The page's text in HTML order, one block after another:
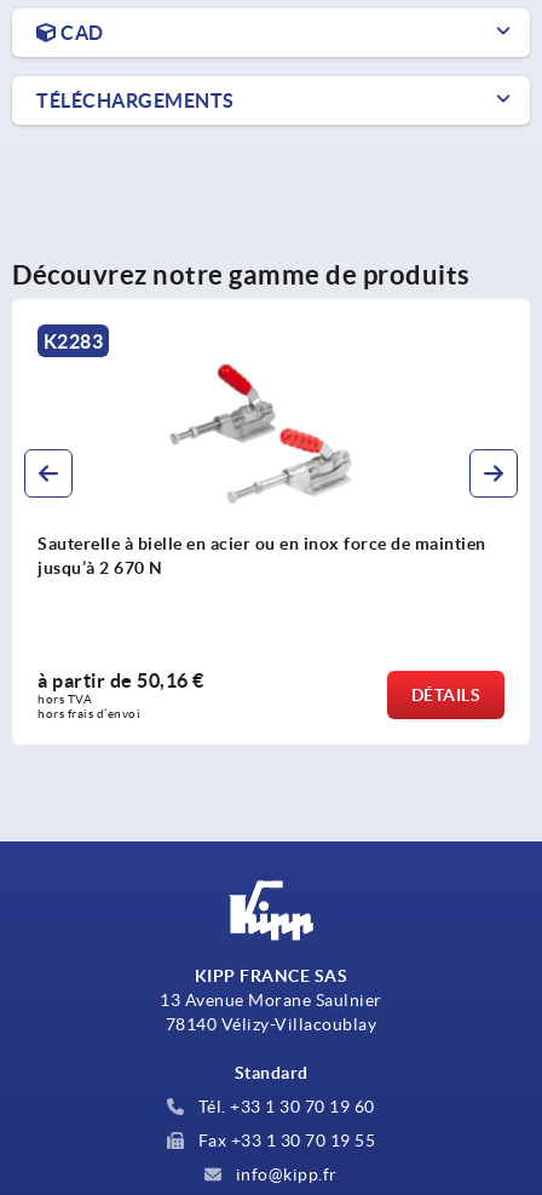
CAD
TÉLÉCHARGEMENTS
Découvrez notre gamme de produits
de maintien
DÉTAILS
Sauterelles à bielle avec console
KIPP FRANCE SAS
13 Avenue Morane Saulnier
78140 Vélizy-Villacoublay
Standard
Tél. +33 1 30 70 19 60
Fax +33 1 30 70 19 55
info@kipp.fr